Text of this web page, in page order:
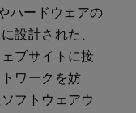
ハードウェアの
設計された、
ブサイトに接
ワークを妨
フトウェアウ